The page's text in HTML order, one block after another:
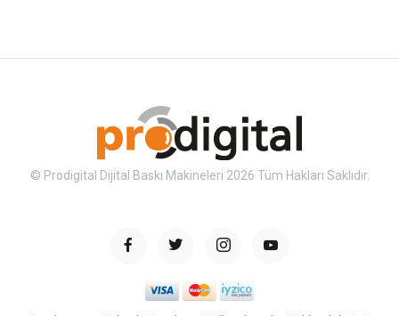
© Prodigital Dijital Baskı Makineleri 2026 Tüm Hakları Saklıdır.